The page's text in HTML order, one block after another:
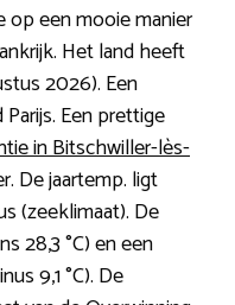
op een mooie manier
Het land heeft
2026). Een
Een prettige
in Bitschwiller-lès-
De jaartemp. ligt
(zeeklimaat). De
28,3 °C) en een
9,1 °C). De